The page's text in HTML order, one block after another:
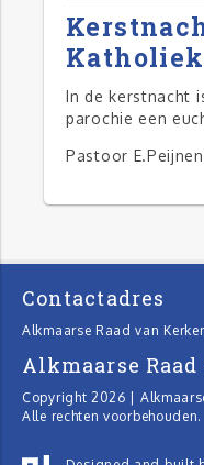
In de kerstnacht
parochie een
Pastoor
Contactadres
Alkmaarse Raad van
Alkmaarse
Copyright 2026 |
Alle rechten voorbehouden.